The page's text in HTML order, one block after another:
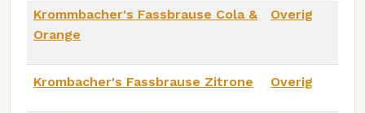
Krommbacher's Fassbrause Cola &
Orange
Overig
Krombacher's Fassbrause Zitrone Overig